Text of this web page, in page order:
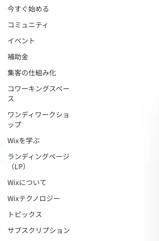
今すぐ始める
コミュニティ
イベント
補助金
集客の仕組み化
コワーキングスペー
ス
ワンディワークショ
ップ
Wixを学ぶ
ランディングページ
（LP）
Wixについて
Wixテクノロジー
トピックス
サブスクリプション